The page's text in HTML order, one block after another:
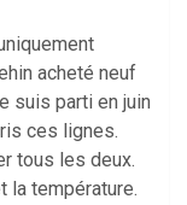
acheté neuf
suis parti en juin
ces lignes.
tous les deux.
la température.